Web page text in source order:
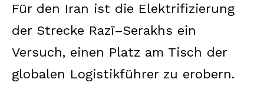
Für den Iran ist die Elektrifizierung
der Strecke Razī–Serakhs ein
Versuch, einen Platz am Tisch der
globalen Logistikführer zu erobern.